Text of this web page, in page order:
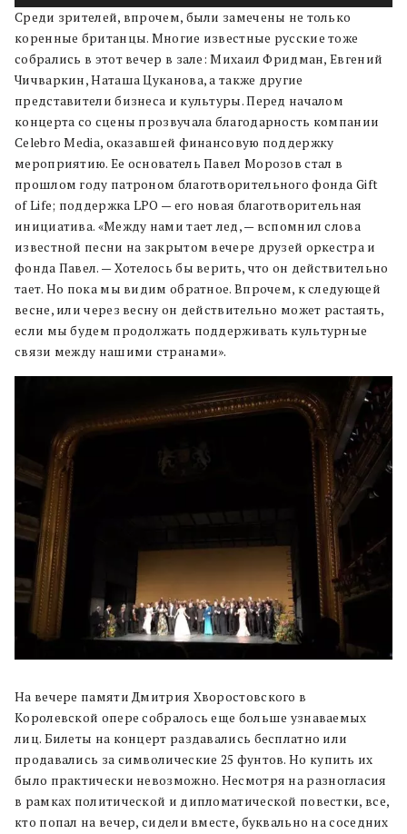
Среди зрителей, впрочем, были замечены не только
коренные британцы. Многие известные русские тоже
собрались в этот вечер в зале: Михаил Фридман, Евгений
Чичваркин, Наташа Цуканова, а также другие
представители бизнеса и культуры. Перед началом
концерта со сцены прозвучала благодарность компании
Celebro Media, оказавшей финансовую поддержку
мероприятию. Ее основатель Павел Морозов стал в
прошлом году патроном благотворительного фонда Gift
of Life; поддержка LPO — его новая благотворительная
инициатива. «Между нами тает лед, — вспомнил слова
известной песни на закрытом вечере друзей оркестра и
фонда Павел. — Хотелось бы верить, что он действительно
тает. Но пока мы видим обратное. Впрочем, к следующей
весне, или через весну он действительно может растаять,
если мы будем продолжать поддерживать культурные
связи между нашими странами».
На вечере памяти Дмитрия Хворостовского в
Королевской опере собралось еще больше узнаваемых
лиц. Билеты на концерт раздавались бесплатно или
продавались за символические 25 фунтов. Но купить их
было практически невозможно. Несмотря на разногласия
в рамках политической и дипломатической повестки, все,
кто попал на вечер, сидели вместе, буквально на соседних